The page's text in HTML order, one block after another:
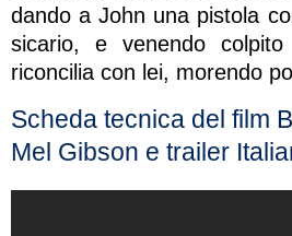
dando a John una pistola
sicario, e venendo
riconcilia con lei, morendo
Scheda tecnica del film
Mel Gibson e trailer